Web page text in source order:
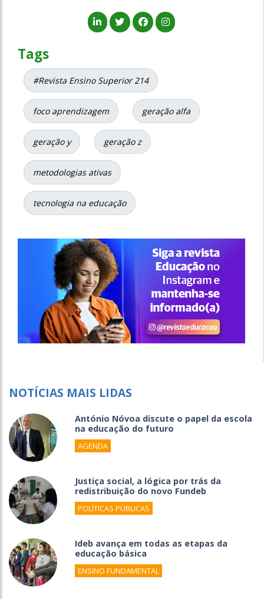
Tags
#Revista Ensino Superior 214
foco aprendizagem geração alfa
geração y geração z
metodologias ativas
tecnologia na educação
NOTÍCIAS MAIS LIDAS
António Nóvoa discute o papel da escola
na educação do futuro
AGENDA
Justiça social, a lógica por trás da
redistribuição do novo Fundeb
POLÍTICAS PÚBLICAS
Ideb avança em todas as etapas da
educação básica
ENSINO FUNDAMENTAL